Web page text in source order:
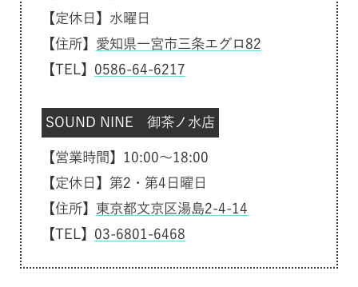
【定休日】水曜日
【住所】 愛知県一宮市三条エグロ82
【TEL】 0586-64-6217
SOUND NINE 御茶ノ水店
【営業時間】10:00～18:00
【定休日】第2・第4日曜日
【住所】 東京都文京区湯島2-4-14
【TEL】 03-6801-6468